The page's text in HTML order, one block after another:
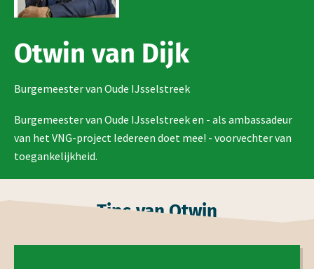
Otwin van Dijk
Burgemeester van Oude IJsselstreek
Burgemeester van Oude IJsselstreek en - als ambassadeur
van het VNG-project Iedereen doet mee! - voorvechter van
toegankelijkheid.
Tips van Otwin